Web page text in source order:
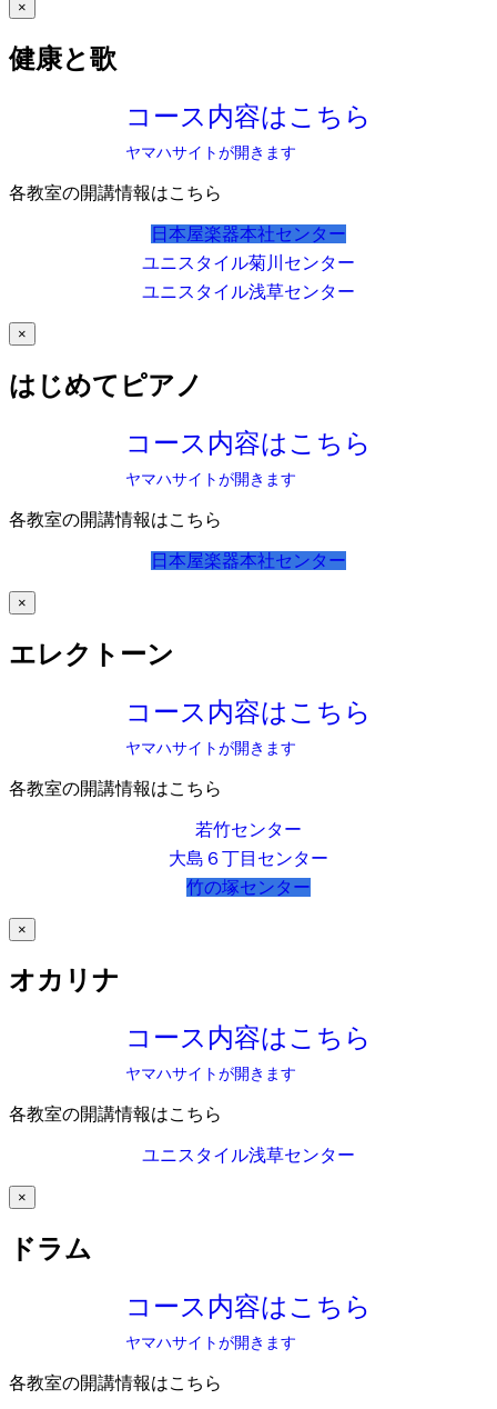
×
健康と歌
コース内容はこちら
ヤマハサイトが開きます
各教室の開講情報はこちら
日本屋楽器本社センター
ユニスタイル菊川センター
ユニスタイル浅草センター
×
はじめてピアノ
コース内容はこちら
ヤマハサイトが開きます
各教室の開講情報はこちら
日本屋楽器本社センター
×
エレクトーン
コース内容はこちら
ヤマハサイトが開きます
各教室の開講情報はこちら
若竹センター
大島６丁目センター
竹の塚センター
×
オカリナ
コース内容はこちら
ヤマハサイトが開きます
各教室の開講情報はこちら
ユニスタイル浅草センター
×
ドラム
コース内容はこちら
ヤマハサイトが開きます
各教室の開講情報はこちら